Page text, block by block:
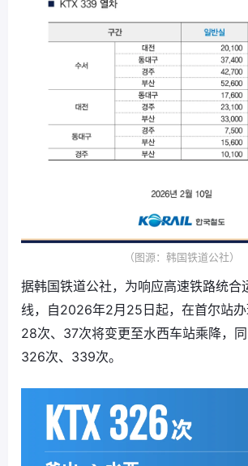
（图源：韩国铁道公社）
据韩国铁道公社，为响应高速铁路统合
线，自2026年2月25日起，在首尔站
28次、37次将变更至水西车站乘降，
326次、339次。